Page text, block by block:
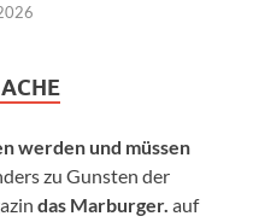
werden und müssen
zu Gunsten der
das Marburger. auf